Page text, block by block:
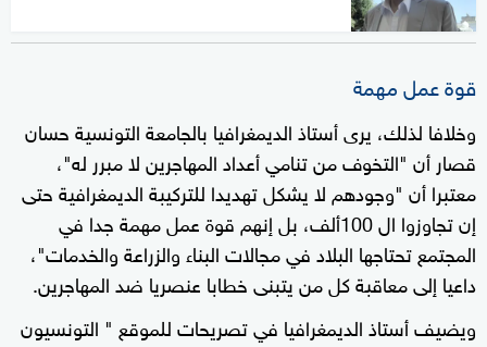
قوة عمل مهمة
وخلافا لذلك، يرى أستاذ الديمغرافيا بالجامعة التونسية حسان
قصار أن "التخوف من تنامي أعداد المهاجرين لا مبرر له"،
معتبرا أن "وجودهم لا يشكل تهديدا للتركيبة الديمغرافية حتى
إن تجاوزوا ال 100ألف، بل إنهم قوة عمل مهمة جدا في
المجتمع تحتاجها البلاد في مجالات البناء والزراعة والخدمات"،
داعيا إلى معاقبة كل من يتبنى خطابا عنصريا ضد المهاجرين.
ويضيف أستاذ الديمغرافيا في تصريحات للموقع " التونسيون